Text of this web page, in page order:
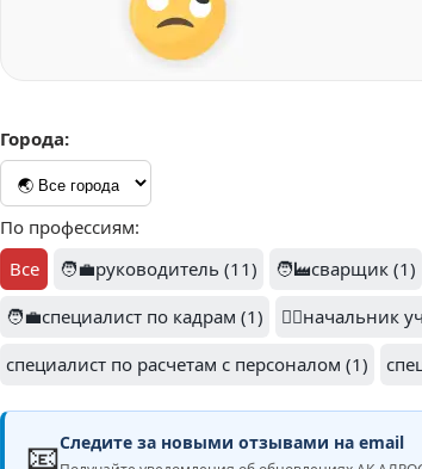
Города:
По профессиям:
Все
🧑‍💼руководитель (11) 🧑‍🏭сварщик (1)
🧑‍💼специалист по кадрам (1)
👷‍♂️начальник
специалист по расчетам с персоналом (1)
📧Следите за новыми отзывами на email